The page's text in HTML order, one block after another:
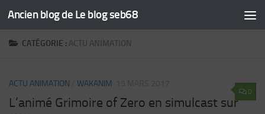
Skip to content
Ancien blog de Le blog seb68
CATÉGORIE : ACTU ANIMATION
0
ACTU ANIMATION WAKANIM
L’animé Grimoire of Zero en simulcast sur